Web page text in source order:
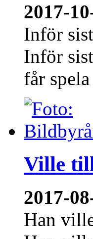
2017-
Inför
Inför
får
Ville
2017-
Han